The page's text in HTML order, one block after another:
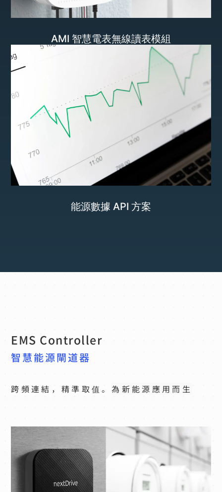
AMI 智慧電表無線讀表模組
能源數據 API 方案
EMS Controller
智慧能源閘道器
跨頻連結，精準取值。為新能源應用而生